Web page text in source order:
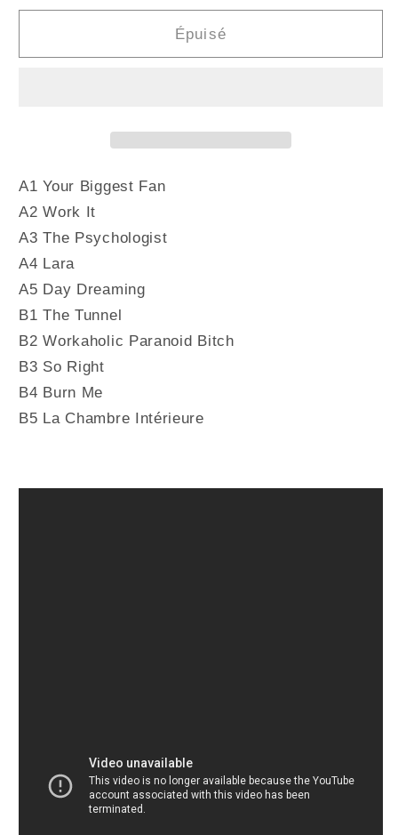
quantité
MARIE
(Vinyle)
quantité
MARIE
(Vinyle)
Épuisé
A1 Your Biggest Fan
A2 Work It
A3 The Psychologist
A4 Lara
A5 Day Dreaming
B1 The Tunnel
B2 Workaholic Paranoid Bitch
B3 So Right
B4 Burn Me
B5 La Chambre Intérieure